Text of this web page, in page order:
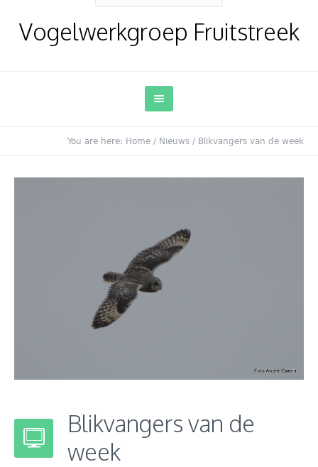
Vogelwerkgroep Fruitstreek
You are here: Home / Nieuws / Blikvangers van de week
Blikvangers van de
week